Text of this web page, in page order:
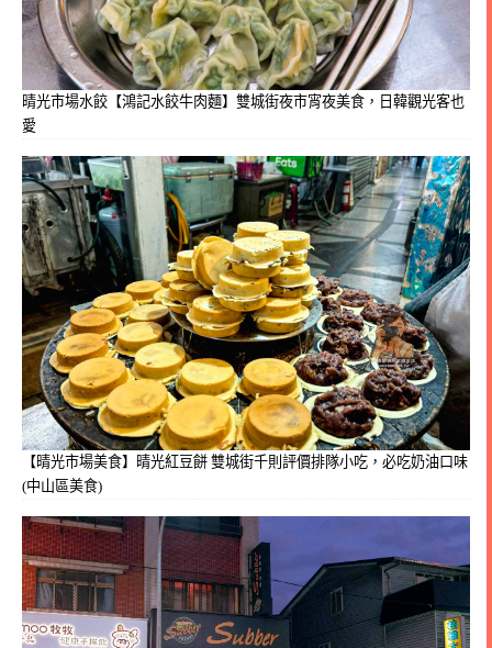
晴光市場水餃【鴻記水餃牛肉麵】雙城街夜市宵夜美食，日韓觀光客也
愛
【晴光市場美食】晴光紅豆餅 雙城街千則評價排隊小吃，必吃奶油口味
(中山區美食)